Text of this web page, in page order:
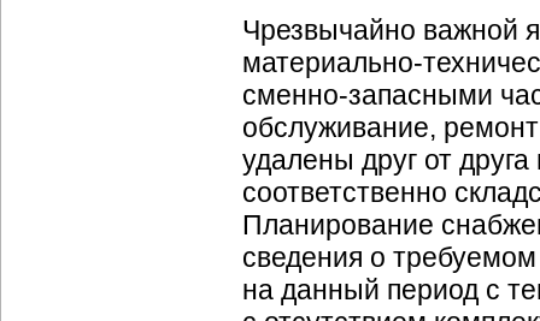
Чрезвычайно важной
материально-
сменно-запасными
обслуживание,
удалены друг от
соответственно
Планирование
сведения о
на данный период с